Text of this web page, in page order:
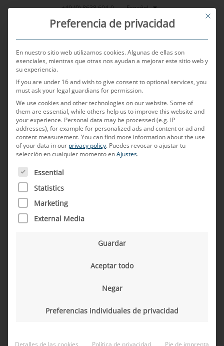
Saltar
+49 (0) 8638 604-0 Español
POSTED ON15 DE MAYO DE 2025 BY WOLFGANG REITSAMER
¿Cómo influyen los cambios
geopolíticos en la evolución
y las cadenas de suministro
en el sector de las redes de a
bordo?
This
Preferencia de privacidad
En nuestro sitio web utilizamos cookies. Algunas de ellas son
esenciales, mientras que otras nos ayudan a mejorar este sitio web y
su experiencia.
If you are under 16 and wish to give consent to optional services, you
must ask your legal guardians for permission.
We use cookies and other technologies on our website. Some of
them are essential, while others help us to improve this website and
your experience. Personal data may be processed (e.g. IP
addresses), for example for personalized ads and content or ad and
content measurement.You can find more information about the use
of your data in our privacy policy. Puedes revocar o ajustar tu
selección en cualquier momento enAjustes.
A CONTINUACIÓN FIGURA UNA LISTA DE LOS GRUPOS
Essential
Statistics
Marketing
External Media
Guardar
Aceptar todo
Negar
Preferencias individuales de privacidad
Detalles de las cookies Política de privacidad Pie de imprenta